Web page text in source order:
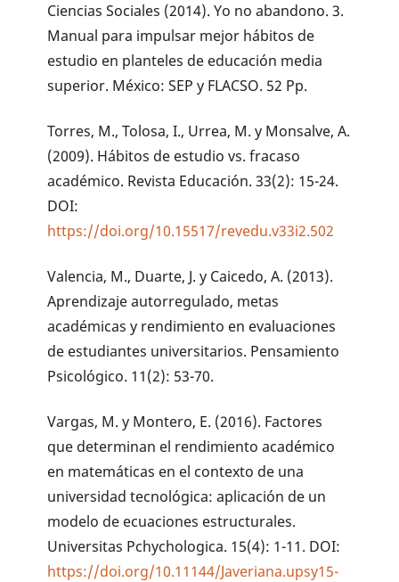
Ciencias Sociales (2014). Yo no abandono. 3.
Manual para impulsar mejor hábitos de
estudio en planteles de educación media
superior. México: SEP y FLACSO. 52 Pp.
Torres, M., Tolosa, I., Urrea, M. y Monsalve, A.
(2009). Hábitos de estudio vs. fracaso
académico. Revista Educación. 33(2): 15-24.
DOI:
https://doi.org/10.15517/revedu.v33i2.502
Valencia, M., Duarte, J. y Caicedo, A. (2013).
Aprendizaje autorregulado, metas
académicas y rendimiento en evaluaciones
de estudiantes universitarios. Pensamiento
Psicológico. 11(2): 53-70.
Vargas, M. y Montero, E. (2016). Factores
que determinan el rendimiento académico
en matemáticas en el contexto de una
universidad tecnológica: aplicación de un
modelo de ecuaciones estructurales.
Universitas Pchychologica. 15(4): 1-11. DOI:
https://doi.org/10.11144/Javeriana.upsy15-